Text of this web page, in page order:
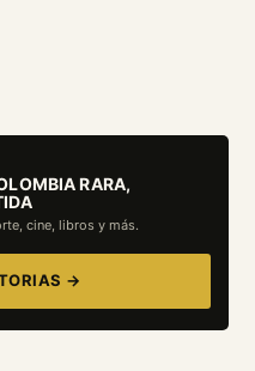
RARA,
cine, libros y más.
→